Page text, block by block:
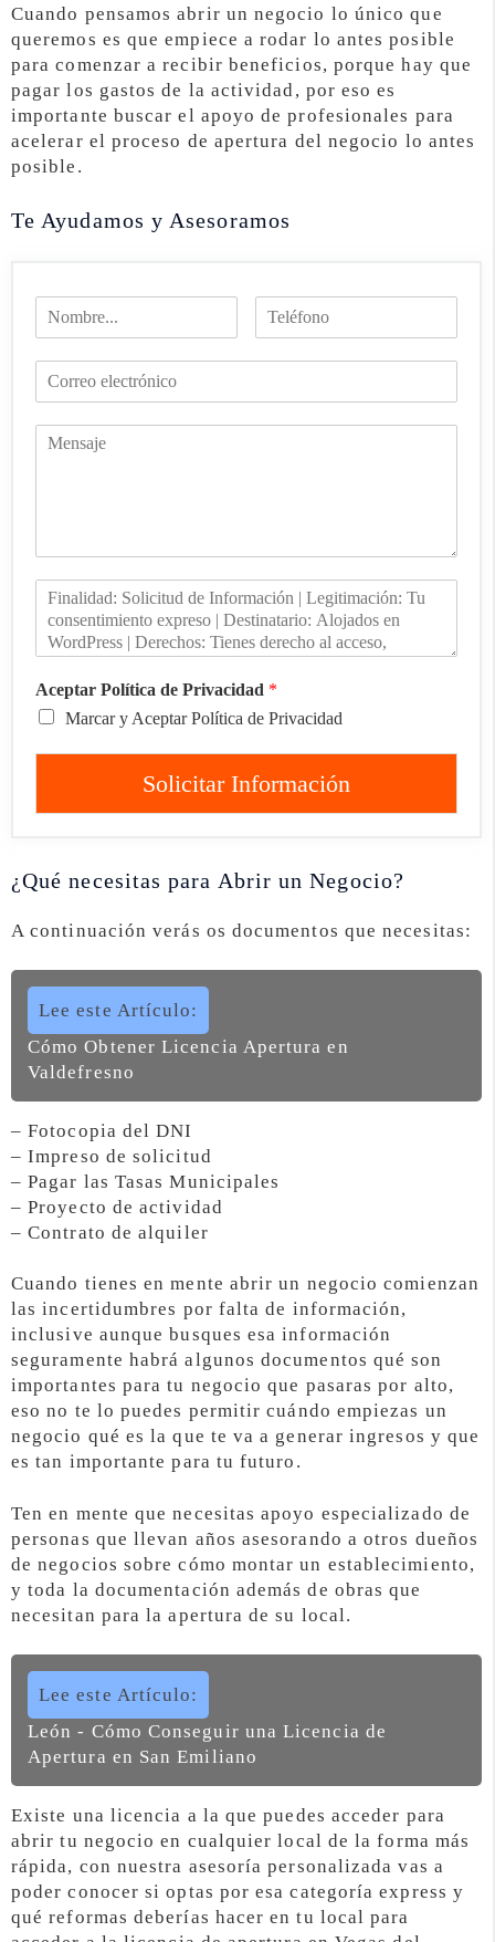
Cuando pensamos abrir un negocio lo único que
queremos es que empiece a rodar lo antes posible
para comenzar a recibir beneficios, porque hay que
pagar los gastos de la actividad, por eso es
importante buscar el apoyo de profesionales para
acelerar el proceso de apertura del negocio lo antes
posible.
Te Ayudamos y Asesoramos
Aceptar Política de Privacidad *
Marcar y Aceptar Política de Privacidad
Solicitar Información
¿Qué necesitas para Abrir un Negocio?
A continuación verás os documentos que necesitas:
Lee este Artículo:
Cómo Obtener Licencia Apertura en
Valdefresno
– Fotocopia del DNI
– Impreso de solicitud
– Pagar las Tasas Municipales
– Proyecto de actividad
– Contrato de alquiler
Cuando tienes en mente abrir un negocio comienzan
las incertidumbres por falta de información,
inclusive aunque busques esa información
seguramente habrá algunos documentos qué son
importantes para tu negocio que pasaras por alto,
eso no te lo puedes permitir cuándo empiezas un
negocio qué es la que te va a generar ingresos y que
es tan importante para tu futuro.
Ten en mente que necesitas apoyo especializado de
personas que llevan años asesorando a otros dueños
de negocios sobre cómo montar un establecimiento,
y toda la documentación además de obras que
necesitan para la apertura de su local.
Lee este Artículo:
León - Cómo Conseguir una Licencia de
Apertura en San Emiliano
Existe una licencia a la que puedes acceder para
abrir tu negocio en cualquier local de la forma más
rápida, con nuestra asesoría personalizada vas a
poder conocer si optas por esa categoría express y
qué reformas deberías hacer en tu local para